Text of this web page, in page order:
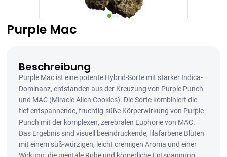
Purple Mac
Beschreibung
Purple Mac ist eine potente Hybrid-Sorte mit starker Indica-
Dominanz, entstanden aus der Kreuzung von Purple Punch
und MAC (Miracle Alien Cookies). Die Sorte kombiniert die
tief entspannende, fruchtig-süße Körperwirkung von Purple
Punch mit der komplexen, zerebralen Euphorie von MAC.
Das Ergebnis sind visuell beeindruckende, lilafarbene Blüten
mit einem süß-würzigen, leicht cremigen Aroma und einer